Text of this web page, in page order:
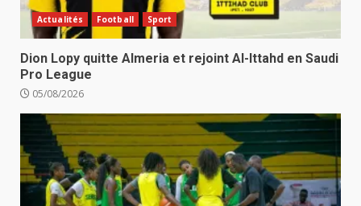
Actualités Football Sport
Dion Lopy quitte Almeria et rejoint Al-Ittahd en Saudi
Pro League
05/08/2026